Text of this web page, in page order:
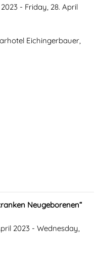
- Friday, 28. April
Eichingerbauer,
Neugeborenen“
2023 - Wednesday,